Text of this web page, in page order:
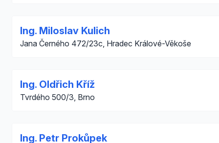
Ing. Miloslav Kulich
Jana Černého 472/23c, Hradec Králové-Věkoše
Ing. Oldřich Kříž
Tvrdého 500/3, Brno
Ing. Petr Prokůpek